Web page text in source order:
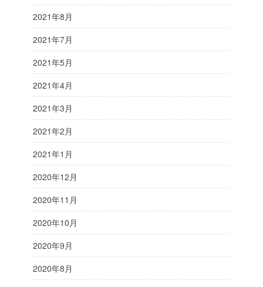
2021年8月
2021年7月
2021年5月
2021年4月
2021年3月
2021年2月
2021年1月
2020年12月
2020年11月
2020年10月
2020年9月
2020年8月